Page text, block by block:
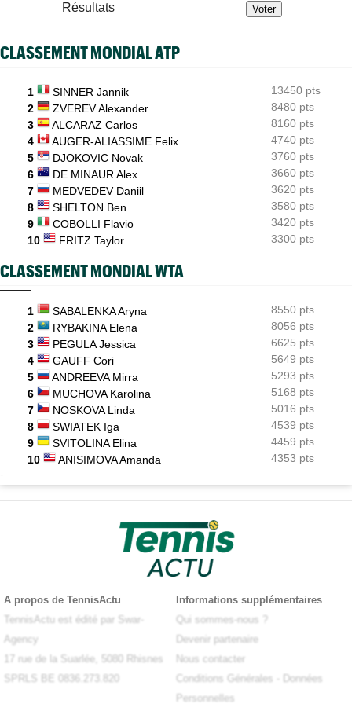
Chal'
Pour son "retour", Arthur Fils est en huitièmes et rassure
ATP - Montréal
Une semaine après Washington, Rafa Jodar dompte encore
Musetti
09:20
ATP / WTA
Tous les résultats de ce jeudi 6 août 2026 et de la nuit
Résultats
CLASSEMENT MONDIAL ATP
1 SINNER Jannik
13450 pts
2
ZVEREV Alexander
8480 pts
3
ALCARAZ Carlos
8160 pts
4
AUGER-ALIASSIME Felix
4740 pts
5
DJOKOVIC Novak
3760 pts
6
DE MINAUR Alex
3660 pts
7
MEDVEDEV Daniil
3620 pts
8
SHELTON Ben
3580 pts
9
COBOLLI Flavio
3420 pts
10
FRITZ Taylor 3300 pts
CLASSEMENT MONDIAL WTA
1 SABALENKA Aryna
8550 pts
2
RYBAKINA Elena
8056 pts
3
PEGULA Jessica
6625 pts
4
GAUFF Cori
5649 pts
5
ANDREEVA Mirra
5293 pts
6
MUCHOVA Karolina
5168 pts
7
NOSKOVA Linda
5016 pts
8
SWIATEK Iga
4539 pts
9
SVITOLINA Elina
4459 pts
10
ANISIMOVA Amanda 4353 pts
-
A propos de TennisActu
TennisActu est édité par Swar-
Agency
17 rue de la Suarlée, 5080 Rhisnes
SPRLS BE 0836.273.820
Informations supplémentaires
Qui sommes-nous ?
Devenir partenaire
Nous contacter
Conditions Générales
Données
Personnelles